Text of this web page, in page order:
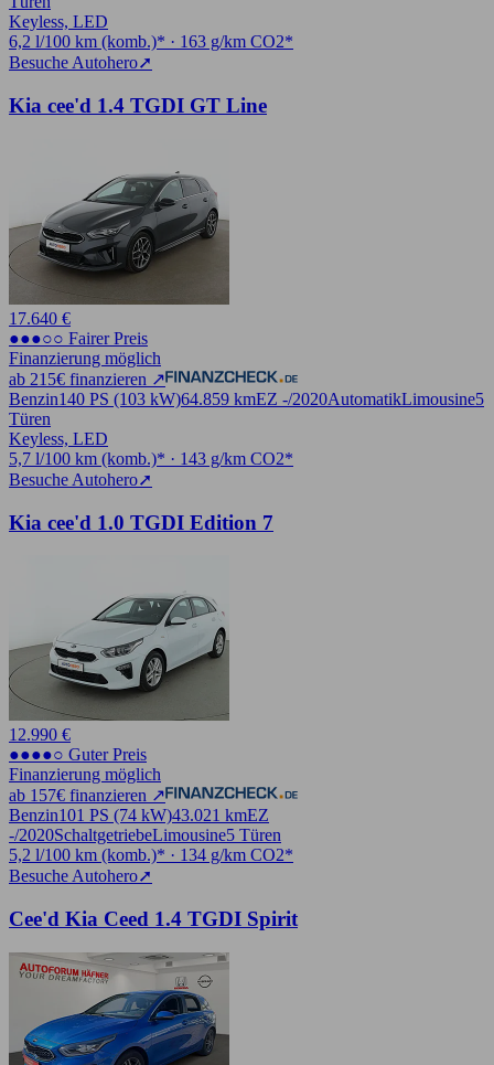
Keyless, LED
6,2 l/100 km (komb.)* · 163 g/km CO2*
Besuche Autohero➚
Kia cee'd 1.4 TGDI GT Line
17.640 €
●●●○○ Fairer Preis
Finanzierung möglich
ab 215€ finanzieren ↗
Benzin140 PS (103 kW)64.859 kmEZ -/2020AutomatikLimousine5
Türen
Keyless, LED
5,7 l/100 km (komb.)* · 143 g/km CO2*
Besuche Autohero➚
Kia cee'd 1.0 TGDI Edition 7
12.990 €
●●●●○ Guter Preis
Finanzierung möglich
ab 157€ finanzieren ↗
Benzin101 PS (74 kW)43.021 kmEZ
-/2020SchaltgetriebeLimousine5 Türen
5,2 l/100 km (komb.)* · 134 g/km CO2*
Besuche Autohero➚
Cee'd Kia Ceed 1.4 TGDI Spirit